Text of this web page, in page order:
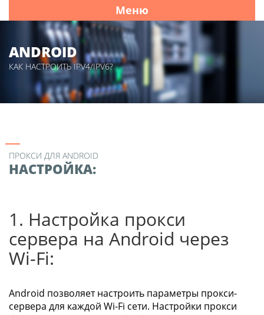
Меню
ANDROID
КАК НАСТРОИТЬ IPV4/IPV6?
ПРОКСИ ДЛЯ ANDROID
НАСТРОЙКА:
1. Настройка прокси
сервера на Android через
Wi-Fi:
Android позволяет настроить параметры прокси-
сервера для каждой Wi-Fi сети. Настройки прокси